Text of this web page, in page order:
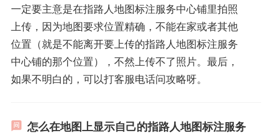
一定要主意是在指路人地图标注服务中心铺里拍照
上传，因为地图要求位置精确，不能在家或者其他
位置（就是不能离开要上传的指路人地图标注服务
中心铺的那个位置），不然上传不了照片。最后，
如果不明白的，可以打客服电话问攻略呀。
怎么在地图上显示自己的指路人地图标注服务